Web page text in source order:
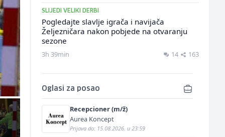
SLIJEDI VELIKI DERBI
Pogledajte slavlje igrača i navijača
Željezničara nakon pobjede na otvaranju
sezone
3h 39min 14 163
Oglasi za posao
Recepcioner (m/ž)
Aurea Koncept
Prijava do: 15.08.2026. u 23:59